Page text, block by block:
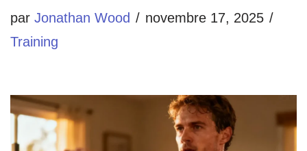
par Jonathan Wood
novembre 17, 2025
Training